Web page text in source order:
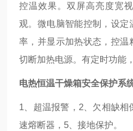
控温效果。双屏高亮度宽
观。微电脑智能控制，设定
率，并显示加热状态，控温
切断加热电源。有定时功能
电热恒温干燥箱安全保护系
1、超温报警，2、欠相缺
速熔断器，5、接地保护。